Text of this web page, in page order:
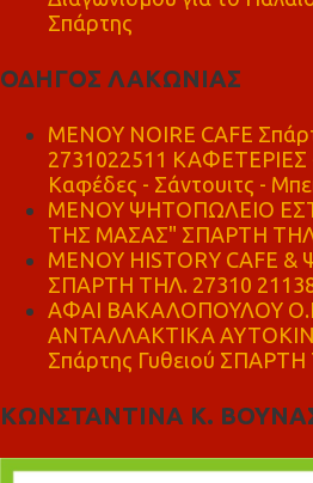
Σπάρτης
ΟΔΗΓΟΣ ΛΑΚΩΝΙΑΣ
MENOY NOIRE CAFE
2731022511
Καφέδες - Σάντουιτς -
ΜΕΝΟΥ ΨΗΤΟΠΩΛΕΙΟ
ΤΗΣ ΜΑΣΑΣ" ΣΠΑΡΤΗ ΤΗΛ.
ΜΕΝΟΥ HISTORY CAFE
ΣΠΑΡΤΗ ΤΗΛ. 27310 21138
ΑΦΑΙ ΒΑΚΑΛΟΠΟΥΛΟΥ Ο.Ε
ΑΝΤΑΛΛΑΚΤΙΚΑ
Σπάρτης Γυθειού ΣΠΑΡΤΗ
ΚΩΝΣΤΑΝΤΙΝΑ Κ.